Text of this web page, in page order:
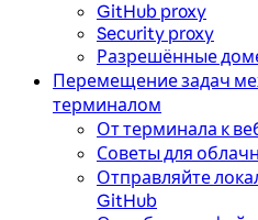
GitHub proxy
Security proxy
Разрешённые
Перемещение задач
терминалом
От терминала к
Советы для
Отправляйте
GitHub